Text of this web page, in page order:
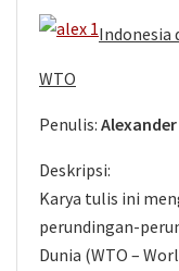
Indonesia
WTO
Penulis: Alexander
Deskripsi:
Karya tulis ini
perundingan-
Dunia (WTO –